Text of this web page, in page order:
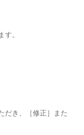
。
だき、［修正］また